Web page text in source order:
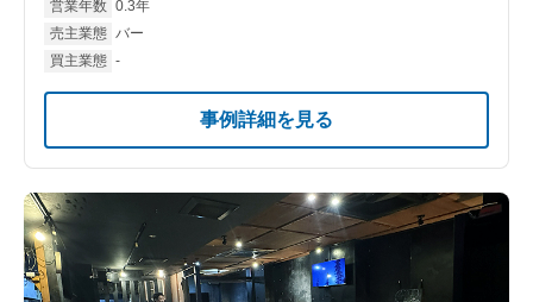
営業年数 0.3年
売主業態
バー
買主業態 -
事例詳細を見る